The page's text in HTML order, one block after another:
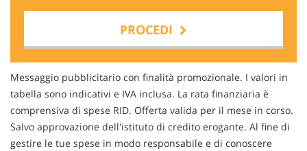
PROCEDI
Contattaci
Messaggio pubblicitario con finalità promozionale. I valori in
tabella sono indicativi e IVA inclusa. La rata finanziaria è
comprensiva di spese RID. Offerta valida per il mese in corso.
Salvo approvazione dell'istituto di credito erogante. Al fine di
gestire le tue spese in modo responsabile e di conoscere